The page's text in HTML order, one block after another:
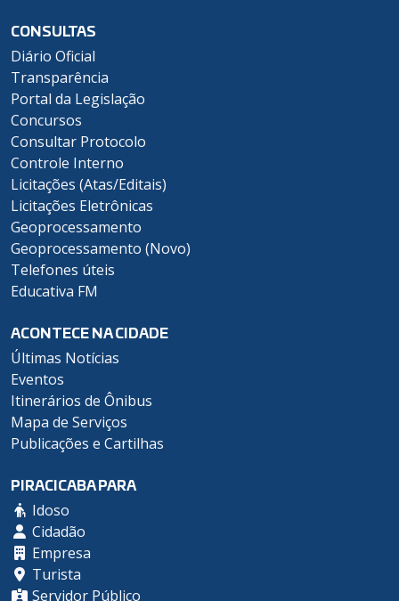
CONSULTAS
Diário Oficial
Transparência
Portal da Legislação
Concursos
Consultar Protocolo
Controle Interno
Licitações (Atas/Editais)
Licitações Eletrônicas
Geoprocessamento
Geoprocessamento (Novo)
Telefones úteis
Educativa FM
ACONTECE NA CIDADE
Últimas Notícias
Eventos
Itinerários de Ônibus
Mapa de Serviços
Publicações e Cartilhas
PIRACICABA PARA
Idoso
Cidadão
Empresa
Turista
Servidor Público